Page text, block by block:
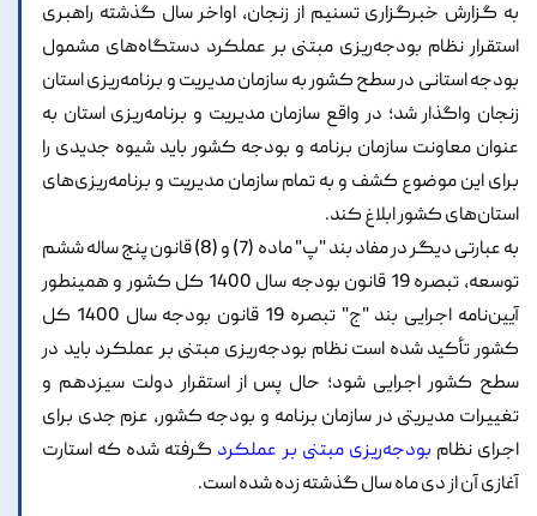
به گزارش خبرگزاری تسنیم از زنجان، اواخر سال گذشته راهبری
استقرار نظام بودجه‌ریزی مبتنی بر عملکرد دستگاه‌های مشمول
بودجه استانی در سطح کشور به سازمان مدیریت و برنامه‌ریزی استان
زنجان واگذار شد؛ در واقع سازمان مدیریت و برنامه‌ریزی استان به
عنوان معاونت سازمان برنامه و بودجه کشور باید شیوه جدیدی را
برای این موضوع کشف و به تمام سازمان مدیریت و برنامه‌ریزی‌های
استان‌های کشور ابلاغ کند.
به عبارتی دیگر در مفاد بند "پ" ماده (7) و (8) قانون پنج ساله ششم
توسعه، تبصره 19 قانون بودجه سال 1400 کل کشور و همینطور
آیین‌نامه اجرایی بند "ج" تبصره 19 قانون بودجه سال 1400 کل
کشور تأکید شده است نظام بودجه‌ریزی مبتنی بر عملکرد باید در
سطح کشور اجرایی شود؛ حال پس از استقرار دولت سیزدهم و
تغییرات مدیریتی در سازمان برنامه و بودجه کشور، عزم جدی برای
اجرای نظام بودجه‌ریزی مبتنی بر عملکرد گرفته شده که استارت
آغازی آن از دی ماه سال گذشته زده شده است.